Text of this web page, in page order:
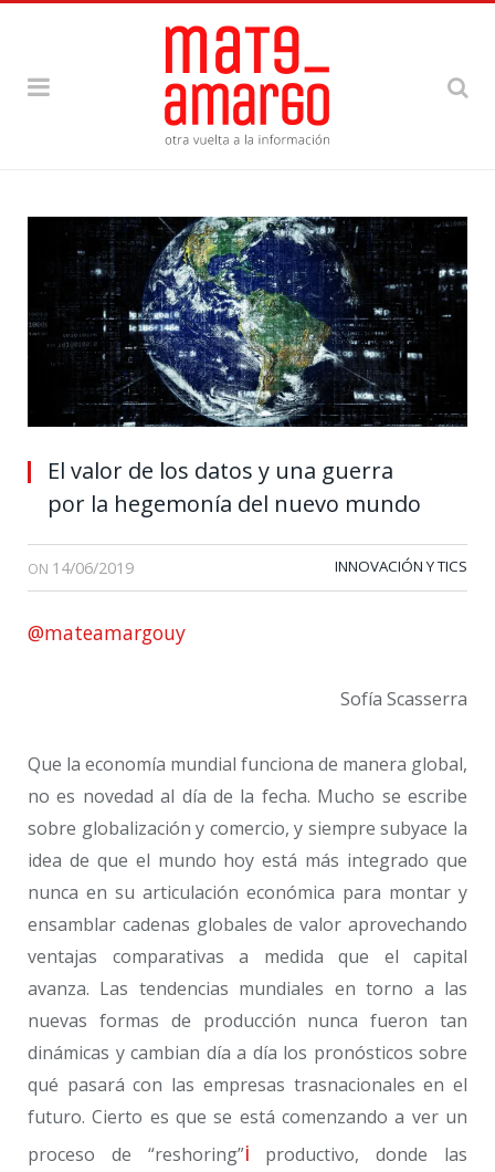
El valor de los datos y una guerra
por la hegemonía del nuevo mundo
ON 14/06/2019 INNOVACIÓN Y TICS
@mateamargouy
Sofía Scasserra
Que la economía mundial funciona de manera global,
no es novedad al día de la fecha. Mucho se escribe
sobre globalización y comercio, y siempre subyace la
idea de que el mundo hoy está más integrado que
nunca en su articulación económica para montar y
ensamblar cadenas globales de valor aprovechando
ventajas comparativas a medida que el capital
avanza. Las tendencias mundiales en torno a las
nuevas formas de producción nunca fueron tan
dinámicas y cambian día a día los pronósticos sobre
qué pasará con las empresas trasnacionales en el
futuro. Cierto es que se está comenzando a ver un
proceso de “reshoring”i productivo, donde las